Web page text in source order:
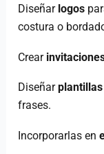
Diseñar logos
costura o
Crear
Diseñar
frases.
Incorporarlas en